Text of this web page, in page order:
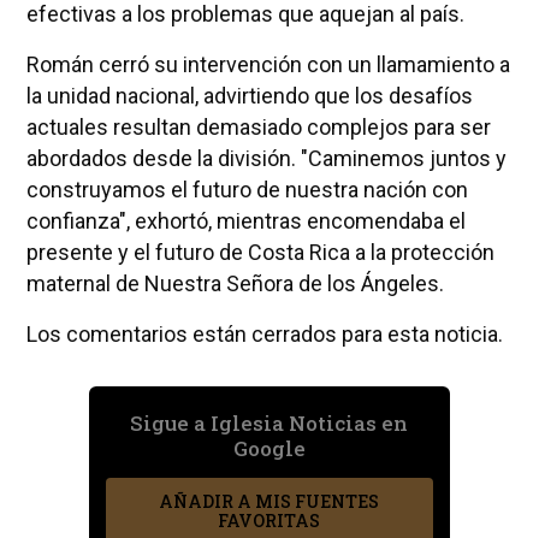
efectivas a los problemas que aquejan al país.
Román cerró su intervención con un llamamiento a
la unidad nacional, advirtiendo que los desafíos
actuales resultan demasiado complejos para ser
abordados desde la división. "Caminemos juntos y
construyamos el futuro de nuestra nación con
confianza", exhortó, mientras encomendaba el
presente y el futuro de Costa Rica a la protección
maternal de Nuestra Señora de los Ángeles.
Los comentarios están cerrados para esta noticia.
Sigue a Iglesia Noticias en
Google
AÑADIR A MIS FUENTES
FAVORITAS